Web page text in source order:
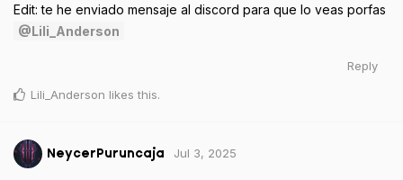
Edit: te he enviado mensaje al discord para que lo veas porfas
@Lili_Anderson
Reply
Lili_Anderson likes this.
NeycerPuruncaja Jul 3, 2025